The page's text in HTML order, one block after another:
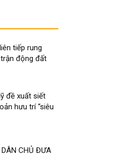
tiếp rung
động đất
đề xuất siết
hưu trí “siêu
CHỦ ĐƯA